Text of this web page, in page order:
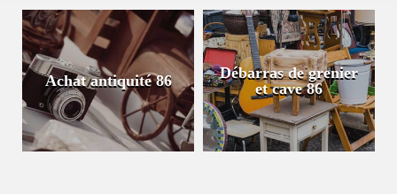
Achat antiquité 86
Débarras de grenier
et cave 86